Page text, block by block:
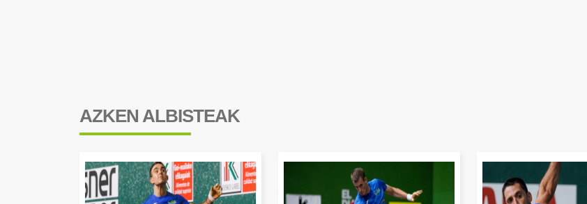
AZKEN ALBISTEAK